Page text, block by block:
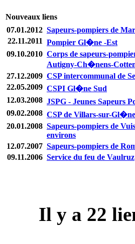
Nouveaux liens
07.01.2012 Sapeurs-pompiers de
22.11.2011 Pompier Gl�ne -Est
09.10.2010 Corps de sapeurs-
Autigny-Ch�nens-
27.12.2009 CSP intercommunal de
22.05.2009 CSPI Gl�ne Sud
12.03.2008 JSPG - Jeunes Sapeurs
09.02.2008 CSP de Villars-sur-Gl�ne
20.01.2008 Sapeurs-pompiers de
environs
12.07.2007 Sapeurs-pompiers de
09.11.2006 Service du feu de Vaulruz
Il y a 22